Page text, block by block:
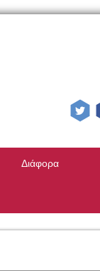
Διάφορα